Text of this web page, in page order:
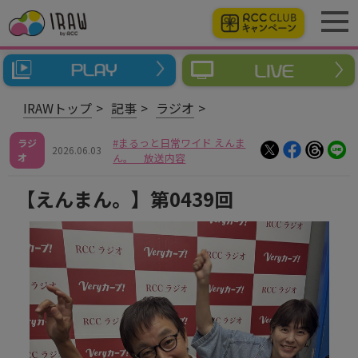
IRAWトップ 記事 ラジオ
ラジ
オ
2026.06.03
まるっと日常ワイド えんま
ん。 放送内容
【えんまん。】第0439回